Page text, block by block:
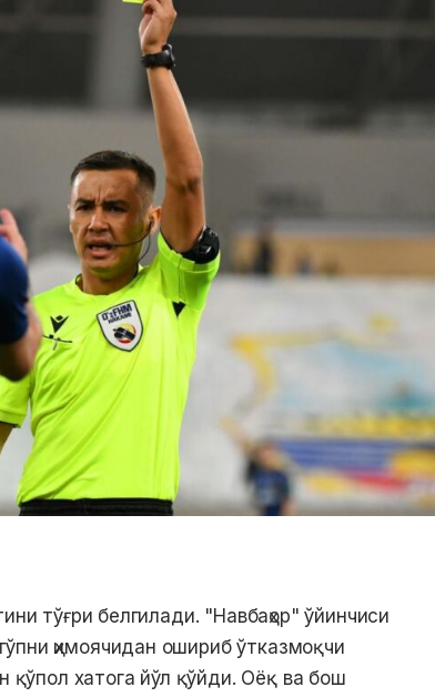
тўғри белгилади. "Навбаҳор" ўйинчиси
ҳимоячидан ошириб ўтказмоқчи
қўпол хатога йўл қўйди. Оёқ ва бош